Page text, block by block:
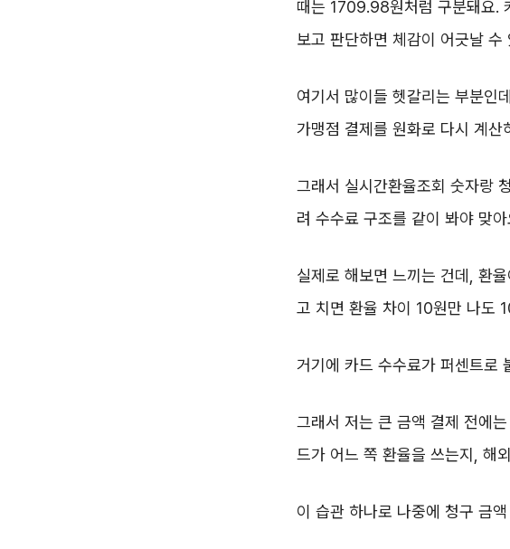
때는 1709.98원처럼 구분돼요.
보고 판단하면 체감이 어긋날 수
여기서 많이들 헷갈리는 부분인
가맹점 결제를 원화로 다시 계산
그래서 실시간환율조회 숫자랑
려 수수료 구조를 같이 봐야 맞아
실제로 해보면 느끼는 건데, 환
고 치면 환율 차이 10원만 나도
거기에 카드 수수료가 퍼센트로
그래서 저는 큰 금액 결제 전에
드가 어느 쪽 환율을 쓰는지, 해
이 습관 하나로 나중에 청구 금